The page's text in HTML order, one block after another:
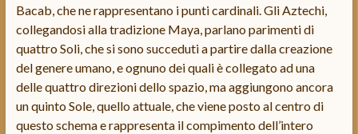
Bacab, che ne rappresentano i punti cardinali. Gli Aztechi,
collegandosi alla tradizione Maya, parlano parimenti di
quattro Soli, che si sono succeduti a partire dalla creazione
del genere umano, e ognuno dei quali è collegato ad una
delle quattro direzioni dello spazio, ma aggiungono ancora
un quinto Sole, quello attuale, che viene posto al centro di
questo schema e rappresenta il compimento dell’intero